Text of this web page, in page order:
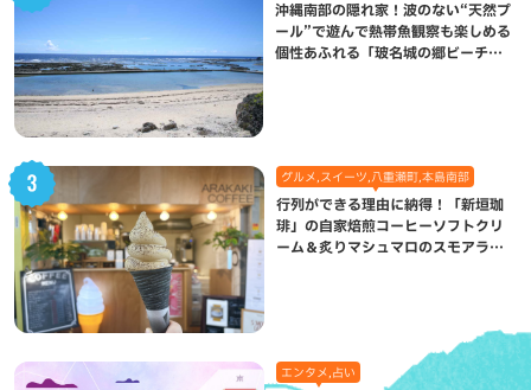
沖縄南部の隠れ家！波のない“天然プ
ール”で遊んで熱帯魚観察も楽しめる
個性あふれる「玻名城の郷ビーチ」
グルメ,スイーツ,八重瀬町,本島南部
行列ができる理由に納得！「新垣珈
琲」の自家焙煎コーヒーソフトクリ
ーム＆炙りマシュマロのスモアラテ
エンタメ,占い